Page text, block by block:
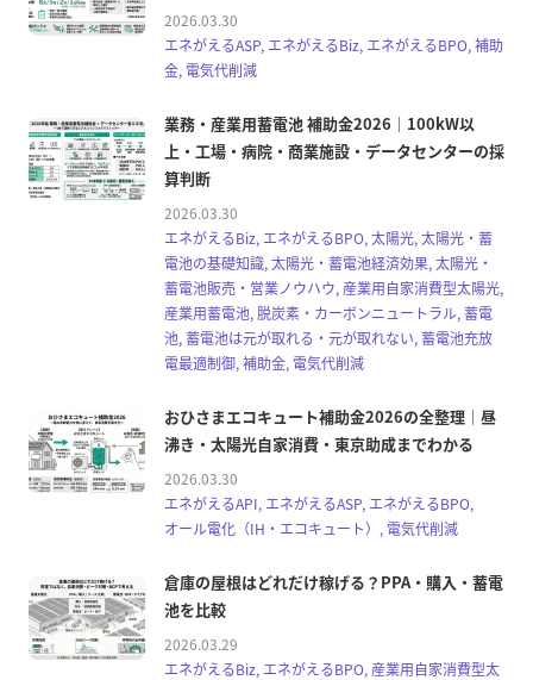
2026.03.30
エネがえるASP, エネがえるBiz, エネがえるBPO, 補助
金, 電気代削減
業務・産業用蓄電池 補助金2026｜100kW以
上・工場・病院・商業施設・データセンターの採
算判断
2026.03.30
エネがえるBiz, エネがえるBPO, 太陽光, 太陽光・蓄
電池の基礎知識, 太陽光・蓄電池経済効果, 太陽光・
蓄電池販売・営業ノウハウ, 産業用自家消費型太陽光,
産業用蓄電池, 脱炭素・カーボンニュートラル, 蓄電
池, 蓄電池は元が取れる・元が取れない, 蓄電池充放
電最適制御, 補助金, 電気代削減
おひさまエコキュート補助金2026の全整理｜昼
沸き・太陽光自家消費・東京助成までわかる
2026.03.30
エネがえるAPI, エネがえるASP, エネがえるBPO,
オール電化（IH・エコキュート）, 電気代削減
倉庫の屋根はどれだけ稼げる？PPA・購入・蓄電
池を比較
2026.03.29
エネがえるBiz, エネがえるBPO, 産業用自家消費型太